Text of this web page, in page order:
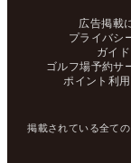
広告掲載
プライバシ
ガイ
ゴルフ場予約サ
ポイント利
掲載されている全て